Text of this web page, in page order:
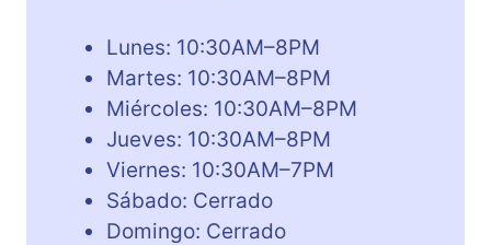
Lunes: 10:30AM–8PM
Martes: 10:30AM–8PM
Miércoles: 10:30AM–8PM
Jueves: 10:30AM–8PM
Viernes: 10:30AM–7PM
Sábado: Cerrado
Domingo: Cerrado